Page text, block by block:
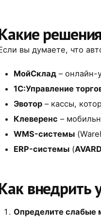
вы думаете, что
МойСклад – онлайн-
1С:Управление
Эвотор – кассы,
Клеверенс –
WMS-системы
ERP-системы (
внедрить
Определите слабые